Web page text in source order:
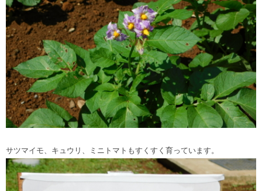
サツマイモ、キュウリ、ミニトマトもすくすく育っています。